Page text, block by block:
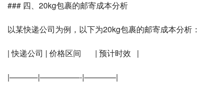
### 四、20kg包裹的邮寄成本分析
以某快递公司为例，以下为20kg包裹的邮寄成本分析：
| 快递公司 | 价格区间       | 预计时效   |
|———–|—————-|————|